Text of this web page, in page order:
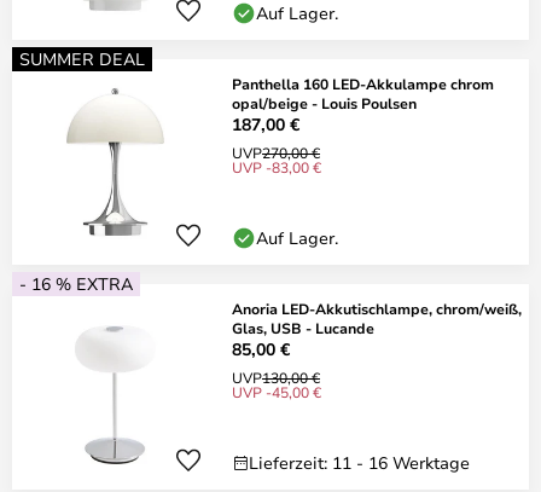
Auf Lager.
SUMMER DEAL
Panthella 160 LED-Akkulampe chrom
opal/beige - Louis Poulsen
187,00 €
UVP270,00 €
UVP -83,00 €
Auf Lager.
- 16 % EXTRA
Anoria LED-Akkutischlampe, chrom/weiß,
Glas, USB - Lucande
85,00 €
UVP130,00 €
UVP -45,00 €
Lieferzeit: 11 - 16 Werktage